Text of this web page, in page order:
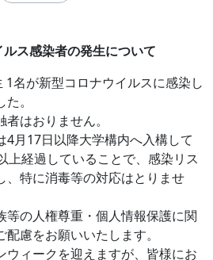
ス感染者の発生について
名が新型コロナウイルスに感染し
。
はおりません。
月17日以降大学構内へ入構して
上経過していることで、感染リス
、特に消毒等の対応はとりませ
の人権尊重・個人情報保護に関
慮をお願いいたします。
ィークを迎えますが、皆様にお